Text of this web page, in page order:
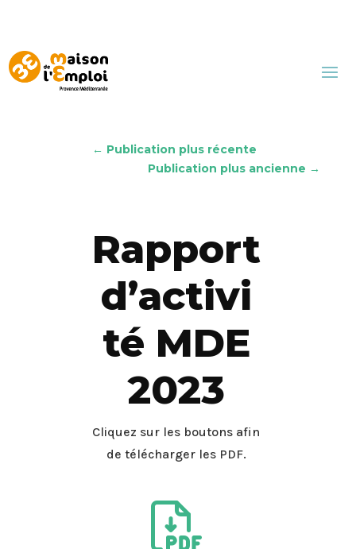
← Publication plus récente
Publication plus ancienne →
Rapport
d’activi
té MDE
2023
Cliquez sur les boutons afin
de télécharger les PDF.